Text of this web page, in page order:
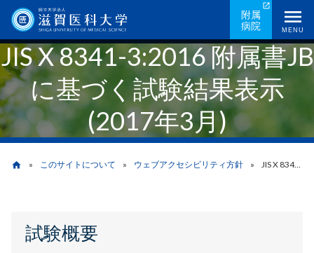
ン
コ
ン
テ
ン
ツ
附属
病院
MENU
JIS X 8341-3:2016 附属書JB
に基づく試験結果表示
(2017年3月)
ン
home このサイトについて ウェブアクセシビリティ方針 JIS X 8341-3:2016 附属書JBに基づく試験結果表示(2017年3月)
試験概要